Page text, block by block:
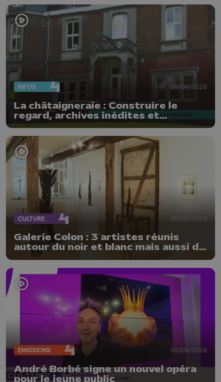
INFOS 09/06/2026
La châtaigneraie : Construire le
regard, archives inédites et
photographies contemporaines
CULTURE 08/06/2026
Galerie Colon : 3 artistes réunis
autour du noir et blanc mais aussi de
ÉMISSIONS 05/06/2026
André Borbé signe un nouvel opéra
pour le jeune public